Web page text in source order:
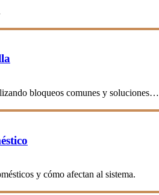
bloqueos comunes y soluciones…
y cómo afectan al sistema.